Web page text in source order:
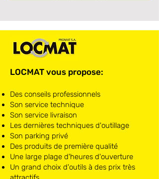
LOCMAT vous propose:
Des conseils professionnels
Son service technique
Son service livraison
Les dernières techniques d'outillage
Son parking privé
Des produits de première qualité
Une large plage d'heures d'ouverture
Un grand choix d'outils à des prix très